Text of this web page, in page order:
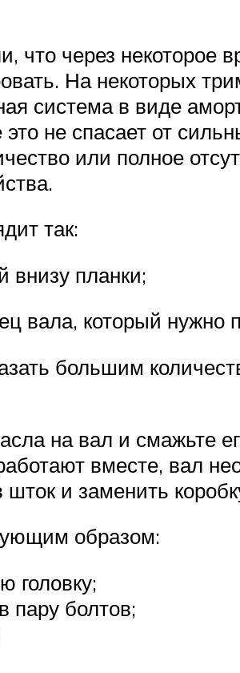
что через некоторое
На некоторых
система в виде
не спасает от
или полное
так:
внизу планки;
вала, который нужно
большим
на вал и смажьте
вместе, вал
и заменить
образом:
головку;
пару болтов;